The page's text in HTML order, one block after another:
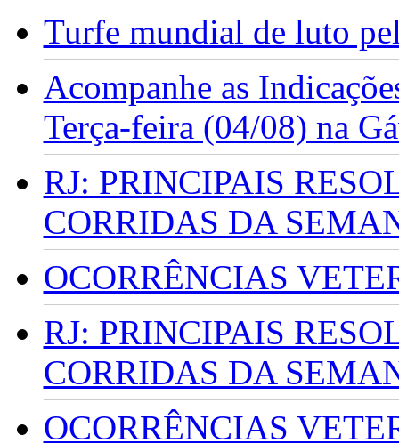
Turfe mundial de luto
Acompanhe as
Terça-feira (04/08) na
RJ: PRINCIPAIS
CORRIDAS DA
OCORRÊNCIAS
RJ: PRINCIPAIS
CORRIDAS DA
OCORRÊNCIAS